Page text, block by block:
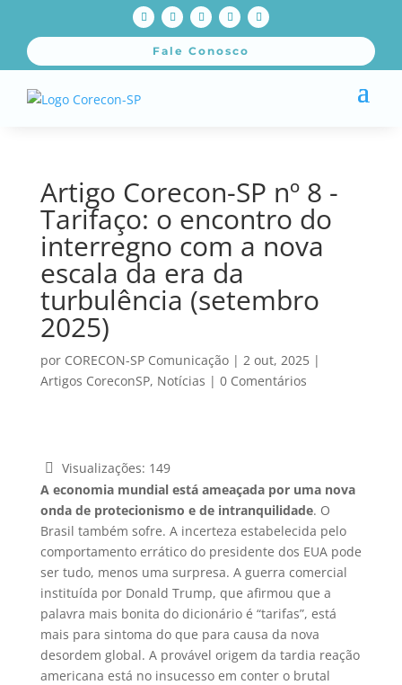
Fale Conosco
Artigo Corecon-SP nº 8 -
Tarifaço: o encontro do
interregno com a nova
escala da era da
turbulência (setembro
2025)
por CORECON-SP Comunicação| 2 out, 2025|
Artigos CoreconSP, Notícias | 0 Comentários
Visualizações: 149
A economia mundial está ameaçada por uma nova
onda de protecionismo e de intranquilidade. O
Brasil também sofre. A incerteza estabelecida pelo
comportamento errático do presidente dos EUA pode
ser tudo, menos uma surpresa. A guerra comercial
instituída por Donald Trump, que afirmou que a
palavra mais bonita do dicionário é “tarifas”, está
mais para sintoma do que para causa da nova
desordem global. A provável origem da tardia reação
americana está no insucesso em conter o brutal